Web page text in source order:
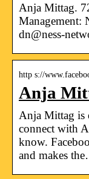
Anja Mittag.
Management:
dn@ness-
http s://
Anja
Anja Mittag is
connect with
know.
and makes